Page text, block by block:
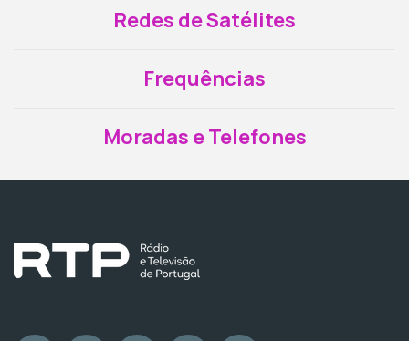
Redes de Satélites
Frequências
Moradas e Telefones